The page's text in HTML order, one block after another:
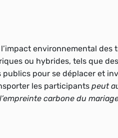
environnemental
ou hybrides, tels que
pour se déplacer et
les participants peut
carbone du